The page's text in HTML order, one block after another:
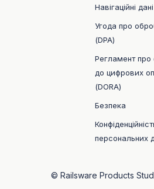
Навігаційні дані
Угода про
(DPA)
Регламент про
до цифрових
(DORA)
Безпека
персональних
© Railsware Products